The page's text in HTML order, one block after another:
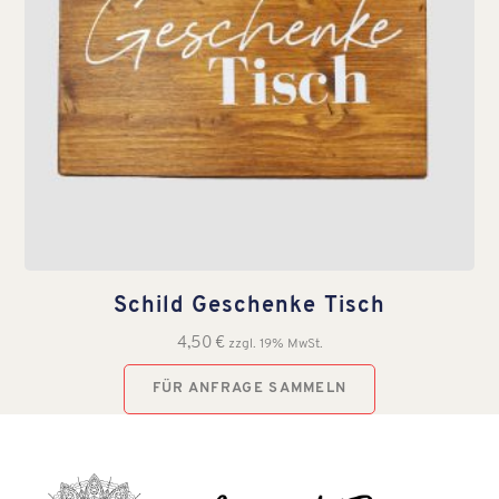
Schild Geschenke Tisch
4,50 € zzgl. 19% MwSt.
FÜR ANFRAGE SAMMELN